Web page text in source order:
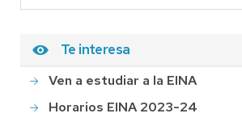
Te interesa
Ven a estudiar a la EINA
Horarios EINA 2023-24